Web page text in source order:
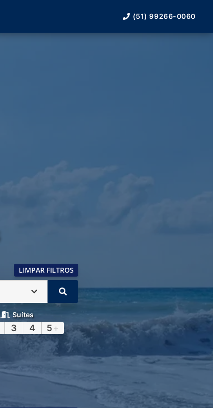
(51) 99266-0060
LIMPAR FILTROS
Suítes
3 4 5+